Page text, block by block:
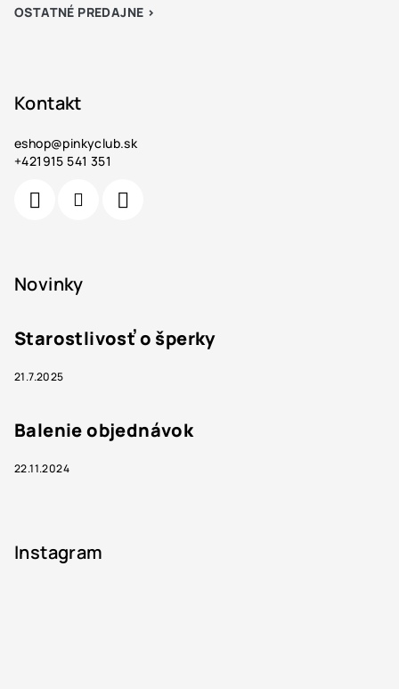
OSTATNÉ PREDAJNE >
Kontakt
eshop@pinkyclub.sk
+421915 541 351
Novinky
Starostlivosť o šperky
21.7.2025
Balenie objednávok
22.11.2024
Instagram